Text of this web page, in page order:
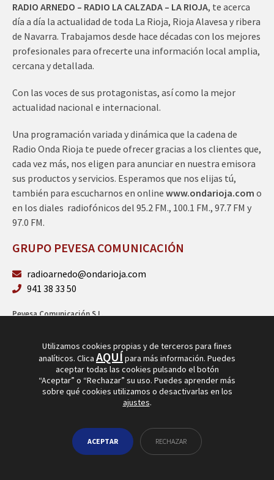
RADIO ARNEDO – RADIO LA CALZADA – LA RIOJA, te acerca
día a día la actualidad de toda La Rioja, Rioja Alavesa y ribera
de Navarra. Trabajamos desde hace décadas con los mejores
profesionales para ofrecerte una información local amplia,
cercana y detallada.
Con las voces de sus protagonistas, así como la mejor
actualidad nacional e internacional.
Una programación variada y dinámica que la cadena de
Radio Onda Rioja te puede ofrecer gracias a los clientes que,
cada vez más, nos eligen para anunciar en nuestra emisora
sus productos y servicios. Esperamos que nos elijas tú,
también para escucharnos en online www.ondarioja.com o
en los diales radiofónicos del 95.2 FM., 100.1 FM., 97.7 FM y
97.0 FM.
GRUPO PEVESA COMUNICACIÓN
radioarnedo@ondarioja.com
941 38 33 50
Pevesa Comunicación S.L.
Utilizamos cookies propias y de terceros para fines
analíticos. Clica AQUÍpara más información. Puedes
aceptar todas las cookies pulsando el botón
“Aceptar” o “Rechazar” su uso. Puedes aprender más
sobre qué cookies utilizamos o desactivarlas en los
ajustes.
ACEPTAR RECHAZAR